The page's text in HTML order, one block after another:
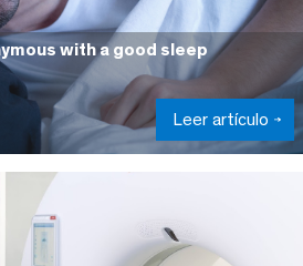
with a good sleep
Leer artículo